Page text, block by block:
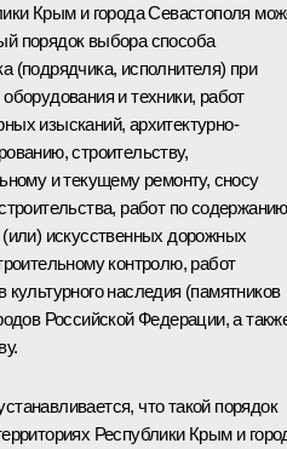
Крым и города Севастополя
порядок выбора способа
(подрядчика, исполнителя) при
и техники, работ
изысканий, архитектурно-
строительству,
и текущему ремонту, сносу
работ по содержанию
искусственных дорожных
контролю, работ
наследия (памятников
Российской Федерации, а
что такой порядок
Республики Крым и